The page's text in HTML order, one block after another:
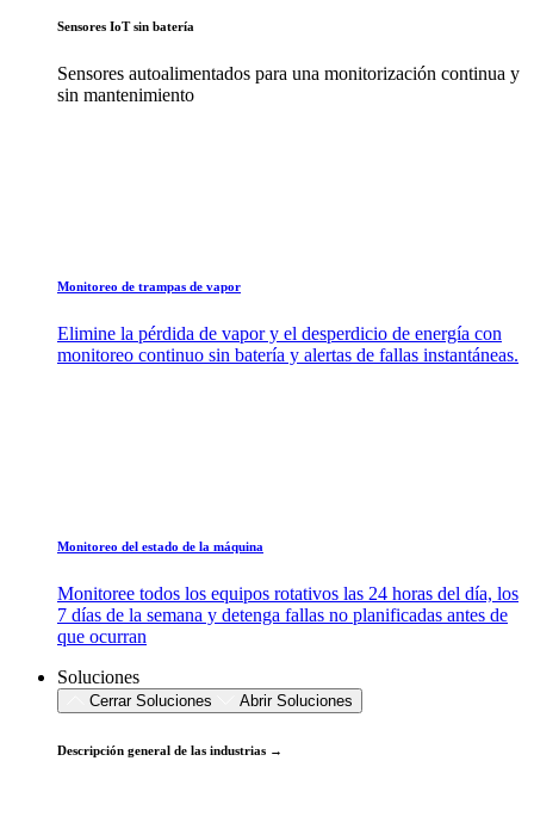
Sensores IoT sin batería
Sensores autoalimentados para una monitorización continua y
sin mantenimiento
Monitoreo de trampas de vapor
Elimine la pérdida de vapor y el desperdicio de energía con
monitoreo continuo sin batería y alertas de fallas instantáneas.
Monitoreo del estado de la máquina
Monitoree todos los equipos rotativos las 24 horas del día, los
7 días de la semana y detenga fallas no planificadas antes de
que ocurran
Soluciones
Cerrar Soluciones Abrir Soluciones
Descripción general de las industrias →